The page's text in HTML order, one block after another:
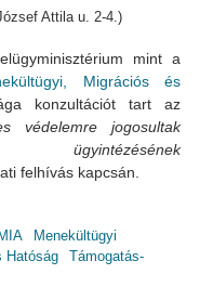
Attila u. 2-4.)
mint a
Migrációs és
konzultációt tart az
védelemre jogosultak
felhívás kapcsán.
Menekültügyi
Hatóság
Támogatás-